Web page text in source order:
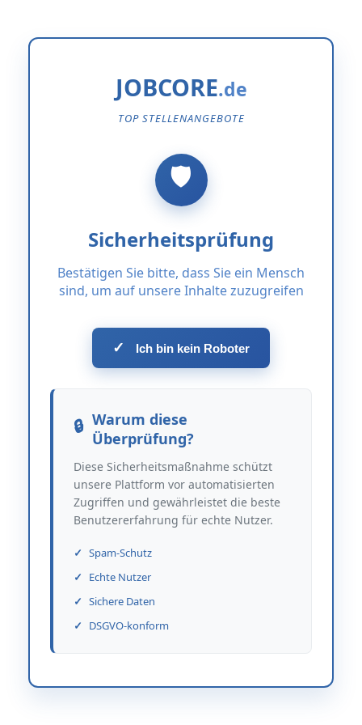
JOBCORE
TOP STELLENANGEBOTE
Sicherheitsprüfung
Bestätigen Sie bitte, dass Sie ein Mensch
sind, um auf unsere Inhalte zuzugreifen
✓ Ich bin kein Roboter
Warum diese
Überprüfung?
Diese Sicherheitsmaßnahme schützt
unsere Plattform vor automatisierten
Zugriffen und gewährleistet die beste
Benutzererfahrung für echte Nutzer.
Spam-Schutz
Echte Nutzer
Sichere Daten
DSGVO-konform